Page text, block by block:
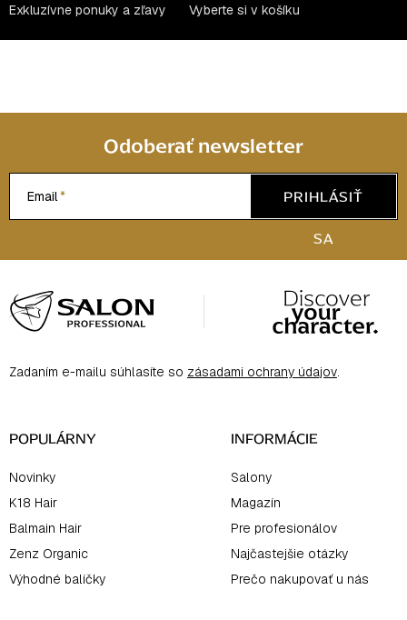
Exkluzívne ponuky a zľavy Vyberte si v košíku
Odoberať newsletter
Email
PRIHLÁSIŤ
SA
á
p
ä
e
Zadaním e-mailu súhlasíte so zásadami ochrany údajov.
POPULÁRNY
Novinky
K18 Hair
Balmain Hair
Zenz Organic
Výhodné balíčky
INFORMÁCIE
Salony
Magazín
Pre profesionálov
Najčastejšie otázky
Prečo nakupovať u nás